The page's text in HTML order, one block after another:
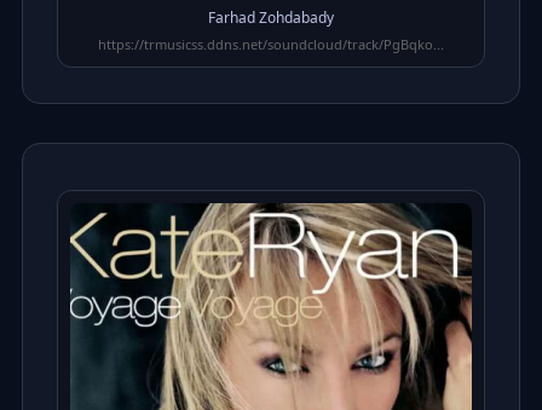
Farhad Zohdabady
https://trmusicss.ddns.net/soundcloud/track/PgBqko...